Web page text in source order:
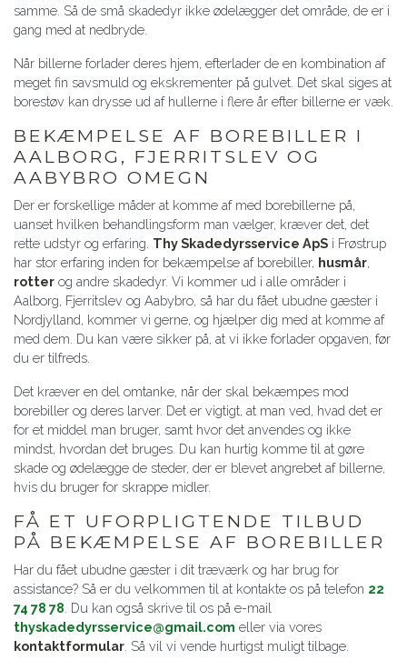
samme. Så de små skadedyr ikke ødelægger det område, de er i
gang med at nedbryde.
Når billerne forlader deres hjem, efterlader de en kombination af
meget fin savsmuld og ekskrementer på gulvet. Det skal siges at
borestøv kan drysse ud af hullerne i flere år efter billerne er væk.
BEKÆMPELSE AF BOREBILLER I
AALBORG, FJERRITSLEV OG
AABYBRO OMEGN
Der er forskellige måder at komme af med borebillerne på,
uanset hvilken behandlingsform man vælger, kræver det, det
rette udstyr og erfaring. Thy Skadedyrsservice ApS i Frøstrup
har stor erfaring inden for bekæmpelse af borebiller, husmår,
rotter og andre skadedyr. Vi kommer ud i alle områder i
Aalborg, Fjerritslev og Aabybro, så har du fået ubudne gæster i
Nordjylland, kommer vi gerne, og hjælper dig med at komme af
med dem. Du kan være sikker på, at vi ikke forlader opgaven, før
du er tilfreds.
Det kræver en del omtanke, når der skal bekæmpes mod
borebiller og deres larver. Det er vigtigt, at man ved, hvad det er
for et middel man bruger, samt hvor det anvendes og ikke
mindst, hvordan det bruges. Du kan hurtig komme til at gøre
skade og ødelægge de steder, der er blevet angrebet af billerne,
hvis du bruger for skrappe midler.
FÅ ET UFORPLIGTENDE TILBUD
PÅ BEKÆMPELSE AF BOREBILLER
Har du fået ubudne gæster i dit træværk og har brug for
assistance? Så er du velkommen til at kontakte os på telefon 22
74 78 78 . Du kan også skrive til os på e-mail
thyskadedyrsservice@gmail.com eller via vores
kontaktformular . Så vil vi vende hurtigst muligt tilbage.